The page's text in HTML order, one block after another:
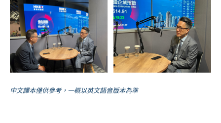
中文譯本僅供參考，一概以英文語音版本為準